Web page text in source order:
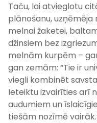
Taču, lai atvieglotu
plānošanu,
melnai žaketei,
džinsiem bez
melnām kurpēm –
gan zemām: “Tie ir
viegli kombinēt
Ieteiktu izvairīties arī
audumiem un
tiešām nozīmē